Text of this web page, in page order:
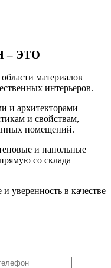
– ЭТО
материалов
интерьеров.
и архитекторами
и свойствам,
помещений.
и напольные
со склада
уверенность в качестве